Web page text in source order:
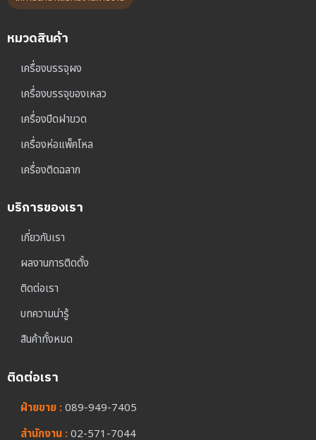
หมวดสินค้า
เครื่องบรรจุผง
เครื่องบรรจุของเหลว
เครื่องปิดฝาขวด
เครื่องห่อแพ็คโหล
เครื่องติดฉลาก
บริการของเรา
เกี่ยวกับเรา
ผลงานการติดตั้ง
ติดต่อเรา
บทความน่ารู้
สินค้าทั้งหมด
ติดต่อเรา
ฝ่ายขาย :089-949-7405
สำนักงาน :02-571-7044